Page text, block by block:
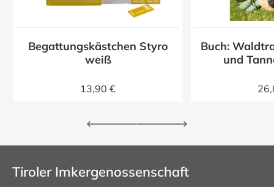
Begattungskästchen Styro
weiß
13,90 €
Buch:
und
Tiroler Imkergenossenschaft